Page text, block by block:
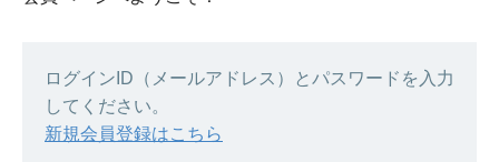
ログインID（メールアドレス）とパスワードを入力
してください。
新規会員登録はこちら